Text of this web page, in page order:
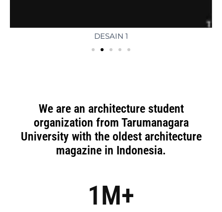
DESAIN 1
We are an architecture student
organization from Tarumanagara
University with the oldest architecture
magazine in Indonesia.
1M+